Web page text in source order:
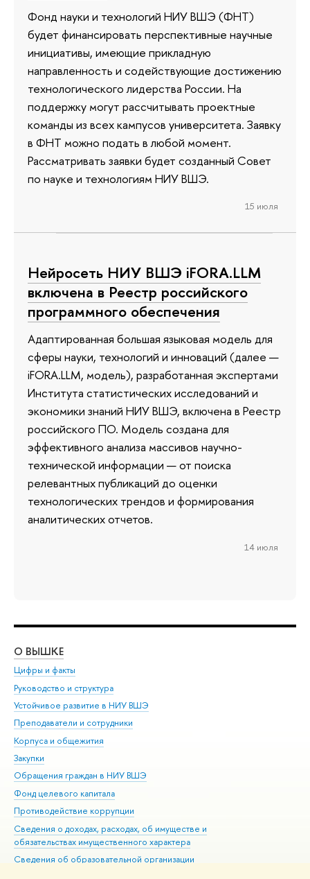
Фонд науки и технологий НИУ ВШЭ (ФНТ)
будет финансировать перспективные научные
инициативы, имеющие прикладную
направленность и содействующие достижению
технологического лидерства России. На
поддержку могут рассчитывать проектные
команды из всех кампусов университета. Заявку
в ФНТ можно подать в любой момент.
Рассматривать заявки будет созданный Совет
по науке и технологиям НИУ ВШЭ.
15 июля
Нейросеть НИУ ВШЭ iFORA.LLM
включена в Реестр российского
программного обеспечения
Адаптированная большая языковая модель для
сферы науки, технологий и инноваций (далее —
iFORA.LLM, модель), разработанная экспертами
Института статистических исследований и
экономики знаний НИУ ВШЭ, включена в Реестр
российского ПО. Модель создана для
эффективного анализа массивов научно-
технической информации — от поиска
релевантных публикаций до оценки
технологических трендов и формирования
аналитических отчетов.
14 июля
О ВЫШКЕ
Цифры и факты
Руководство и структура
Устойчивое развитие в НИУ ВШЭ
Преподаватели и сотрудники
Корпуса и общежития
Закупки
Обращения граждан в НИУ ВШЭ
Фонд целевого капитала
Противодействие коррупции
Сведения о доходах, расходах, об имуществе и
обязательствах имущественного характера
Сведения об образовательной организации